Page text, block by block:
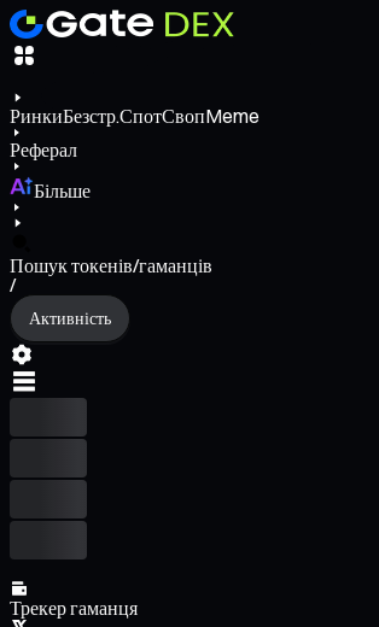
РинкиБезстр.СпотСвопMeme
Реферал
Більше
Пошук токенів/гаманців
/
Активність
Трекер гаманця